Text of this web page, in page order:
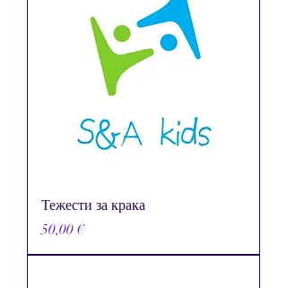
Тежести за крака
Цена
50,00 €